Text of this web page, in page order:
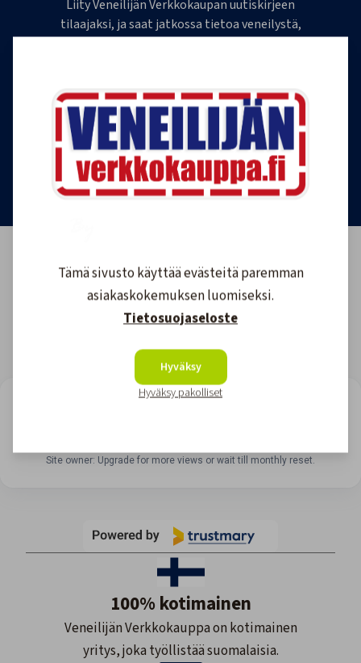
Liity Veneilijän Verkkokaupan uutiskirjeen
tilaajaksi, ja saat jatkossa tietoa veneilystä,
tilauksen milloin tahansa.
Tilaa uutiskirje
Site owner: Upgrade for more views or wait till monthly reset.
100% kotimainen
Veneilijän Verkkokauppa on kotimainen
yritys, joka työllistää suomalaisia.
Tämä sivusto käyttää evästeitä paremman
asiakaskokemuksen luomiseksi.
Tietosuojaseloste
Hyväksy
Hyväksy pakolliset